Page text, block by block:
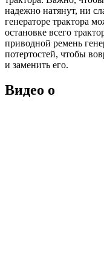
надежно натянут, ни
генераторе трактора
остановке всего
приводной ремень
потертостей, чтобы
и заменить его.
Видео о